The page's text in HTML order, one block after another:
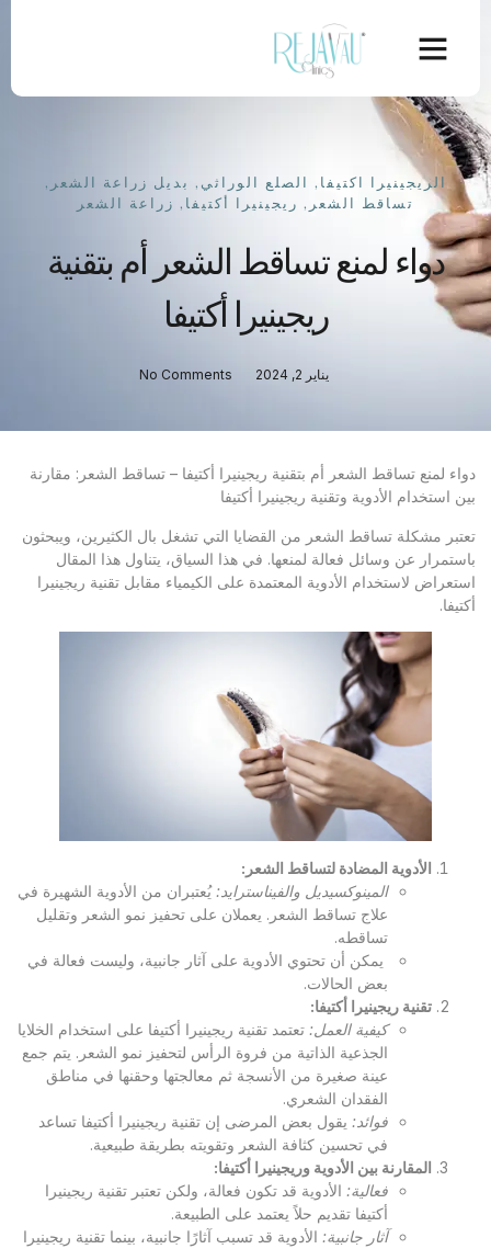
الريجينيرا اكتيفا , الصلع الوراثي , بديل زراعة الشعر ,
تساقط الشعر , ريجينيرا أكتيفا , زراعة الشعر
دواء لمنع تساقط الشعر أم بتقنية
ريجينيرا أكتيفا
يناير 2, 2024 No Comments
دواء لمنع تساقط الشعر أم بتقنية ريجينيرا أكتيفا – تساقط الشعر: مقارنة
بين استخدام الأدوية وتقنية ريجينيرا أكتيفا
تعتبر مشكلة تساقط الشعر من القضايا التي تشغل بال الكثيرين، ويبحثون
باستمرار عن وسائل فعالة لمنعها. في هذا السياق، يتناول هذا المقال
استعراض لاستخدام الأدوية المعتمدة على الكيمياء مقابل تقنية ريجينيرا
أكتيفا.
الأدوية المضادة لتساقط الشعر :
المينوكسيديل والفيناسترايد : يُعتبران من الأدوية الشهيرة في
علاج تساقط الشعر. يعملان على تحفيز نمو الشعر وتقليل
تساقطه.
يمكن أن تحتوي الأدوية على آثار جانبية، وليست فعالة في
بعض الحالات.
تقنية ريجينيرا أكتيفا:
كيفية العمل: تعتمد تقنية ريجينيرا أكتيفا على استخدام الخلايا
الجذعية الذاتية من فروة الرأس لتحفيز نمو الشعر. يتم جمع
عينة صغيرة من الأنسجة ثم معالجتها وحقنها في مناطق
الفقدان الشعري.
فوائد : يقول بعض المرضى إن تقنية ريجينيرا أكتيفا تساعد
في تحسين كثافة الشعر وتقويته بطريقة طبيعية.
المقارنة بين الأدوية وريجينيرا أكتيفا:
فعالية: الأدوية قد تكون فعالة، ولكن تعتبر تقنية ريجينيرا
أكتيفا تقديم حلاً يعتمد على الطبيعة.
آثار جانبية: الأدوية قد تسبب آثارًا جانبية، بينما تقنية ريجينيرا